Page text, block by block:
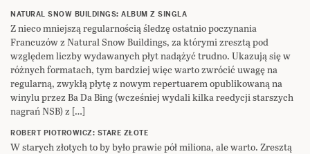
NATURAL SNOW BUILDINGS: ALBUM Z SINGLA
Z nieco mniejszą regularnością śledzę ostatnio poczynania
Francuzów z Natural Snow Buildings, za którymi zresztą pod
względem liczby wydawanych płyt nadążyć trudno. Ukazują się w
różnych formatach, tym bardziej więc warto zwrócić uwagę na
regularną, zwykłą płytę z nowym repertuarem opublikowaną na
winylu przez Ba Da Bing (wcześniej wydali kilka reedycji starszych
nagrań NSB) z […]
ROBERT PIOTROWICZ: STARE ZŁOTE
W starych złotych to by było prawie pół miliona, ale warto. Zresztą